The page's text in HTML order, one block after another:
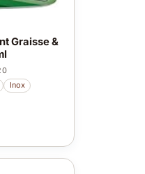
Graisse &
Inox